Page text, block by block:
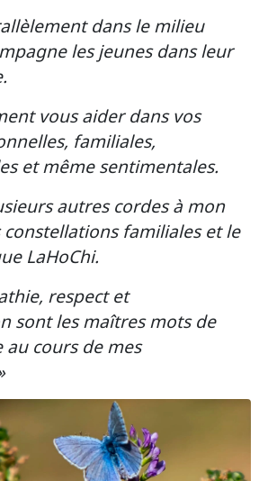
dans le milieu
les jeunes dans leur
vous aider dans vos
familiales,
et même sentimentales.
autres cordes à mon
constellations familiales et le
LaHoChi.
respect et
sont les maîtres mots de
cours de mes